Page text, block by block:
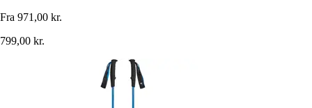
Fra 971,00 kr.
799,00 kr.